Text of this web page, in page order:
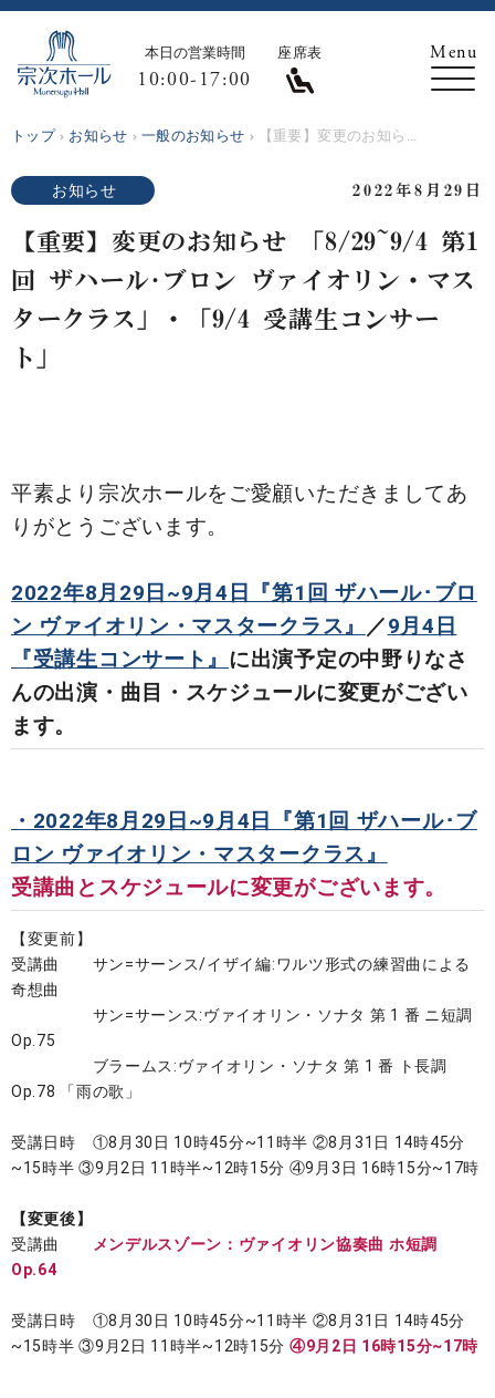
本日の営業時間
10:00-17:00
座席表
トップ お知らせ 一般のお知らせ 【重要】変更のお知ら...
お知らせ 2022年8月29日
【重要】変更のお知らせ 「8/29~9/4 第1
回 ザハール･ブロン ヴァイオリン・マス
タークラス」・「9/4 受講生コンサー
ト」
平素より宗次ホールをご愛顧いただきましてあ
りがとうございます。
2022年8月29日~9月4日『第1回 ザハール･ブロ
ン ヴァイオリン・マスタークラス』
／9月4日
『受講生コンサート』 に出演予定の中野りなさ
んの出演・曲目・スケジュールに変更がござい
ます。
・2022年8月29日~9月4日『第1回 ザハール･ブ
ロン ヴァイオリン・マスタークラス』
受講曲とスケジュールに変更がございます。
【変更前】
受講曲 サン=サーンス/イザイ編:ワルツ形式の練習曲による
奇想曲
サン=サーンス:ヴァイオリン・ソナタ 第 1 番 ニ短調
Op.75
ブラームス:ヴァイオリン・ソナタ 第 1 番 ト長調
Op.78 「雨の歌」
受講日時 ①8月30日 10時45分~11時半 ②8月31日 14時45分
~15時半 ③9月2日 11時半~12時15分 ④9月3日 16時15分~17時
【変更後】
受講曲
メンデルスゾーン：ヴァイオリン協奏曲 ホ短調
Op.64
受講日時 ①8月30日 10時45分~11時半 ②8月31日 14時45分
~15時半 ③9月2日 11時半~12時15分 ④9月2日 16時15分~17時